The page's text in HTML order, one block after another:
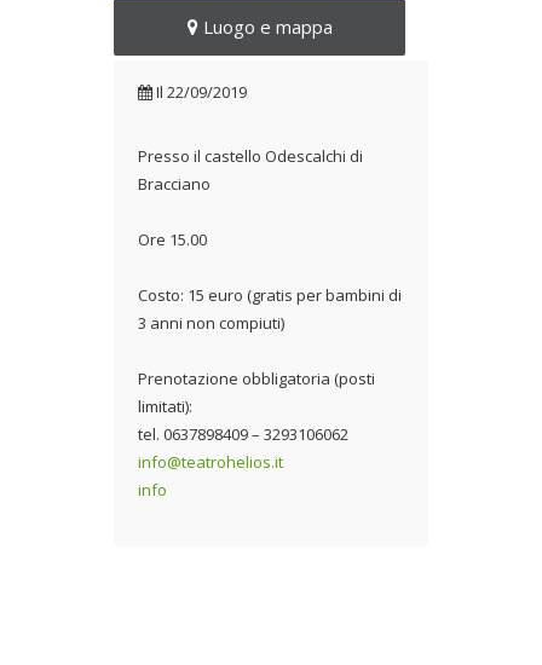
Il 22/09/2019
Luogo e mappa
Il 22/09/2019
Presso il castello Odescalchi di
Bracciano
Ore 15.00
Costo: 15 euro (gratis per bambini di
3 anni non compiuti)
Prenotazione obbligatoria (posti
limitati):
tel. 0637898409 – 3293106062
info@teatrohelios.it
info